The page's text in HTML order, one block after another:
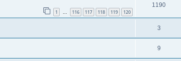
1 … 116 117 118 119 120
1190
3
9